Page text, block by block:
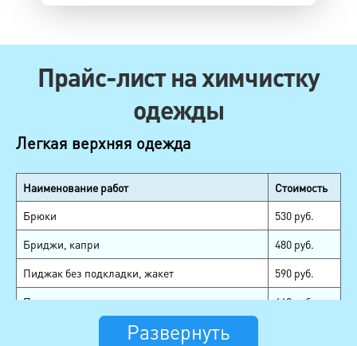
Прайс-лист на химчистку
одежды
Легкая верхняя одежда
Наименование работ
Стоимость
Брюки
530 руб.
Бриджи, капри
480 руб.
Пиджак без подкладки, жакет
590 руб.
Пиджак
660 руб.
Развернуть